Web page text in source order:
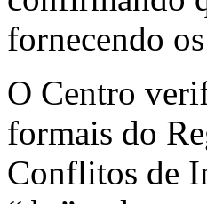
fornecendo
O Centro
formais do
Conflitos de